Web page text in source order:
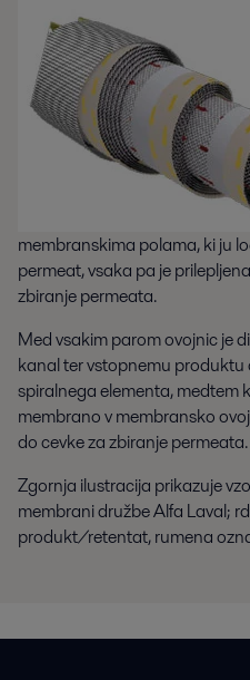
membranskima polama, ki ju
permeat, vsaka pa je
zbiranje permeata.
Med vsakim parom ovojnic je
kanal ter vstopnemu
spiralnega elementa, medtem
membrano v membransko
do cevke za zbiranje permeata.
Zgornja ilustracija prikazuje
membrani družbe Alfa Laval;
produkt/retentat, rumena